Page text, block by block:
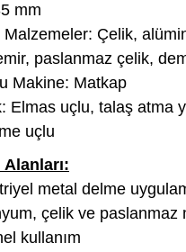
mm
Çelik,
paslanmaz çelik,
Makine: Matkap
Elmas uçlu, talaş atma
uçlu
Alanları:
metal delme
çelik ve paslanmaz
kullanım